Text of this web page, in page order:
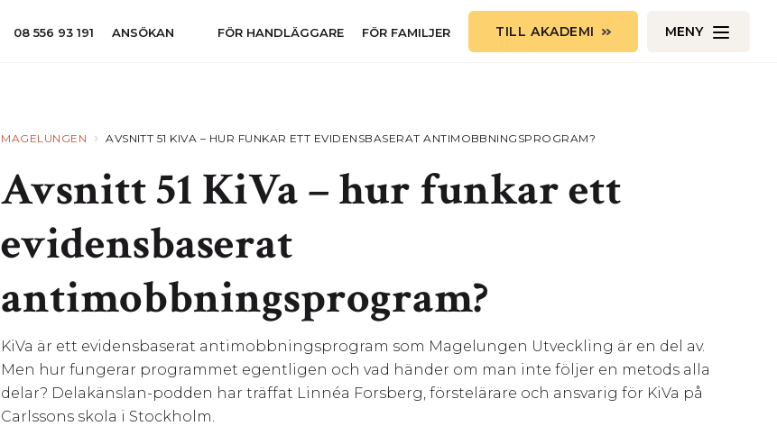
08 556 93 191 ANSÖKAN FÖR HANDLÄGGARE FÖR FAMILJER TILL AKADEMI MENY
MAGELUNGEN › AVSNITT 51 KIVA – HUR FUNKAR ETT EVIDENSBASERAT ANTIMOBBNINGSPROGRAM?
Avsnitt 51 KiVa – hur funkar ett
evidensbaserat
antimobbningsprogram?
KiVa är ett evidensbaserat antimobbningsprogram som Magelungen Utveckling är en del av.
Men hur fungerar programmet egentligen och vad händer om man inte följer en metods alla
delar? Delakänslan-podden har träffat Linnéa Forsberg, förstelärare och ansvarig för KiVa på
Carlssons skola i Stockholm.